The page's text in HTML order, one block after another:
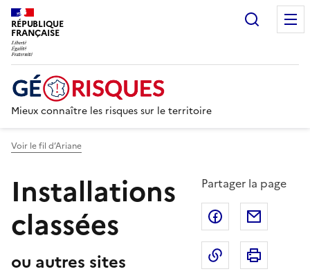
RÉPUBLIQUE
FRANÇAISE
Mieux connaître les risques sur le territoire
Voir le fil d’Ariane
Installations
classées
ou autres sites
Partager la page
Partager sur
Copier dans